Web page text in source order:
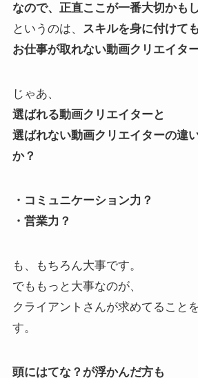
なので、正直ここが一番大切かも
というのは、 スキルを身に付けても
お仕事が取れない動画クリエイタ
じゃあ、
選ばれる動画クリエイターと
選ばれない動画クリエイターの違
か？
・コミュニケーション力？
・営業力？
も、もちろん大事です。
でももっと大事なのが、
クライアントさんが求めてること
す。
頭にはてな？が浮かんだ方も